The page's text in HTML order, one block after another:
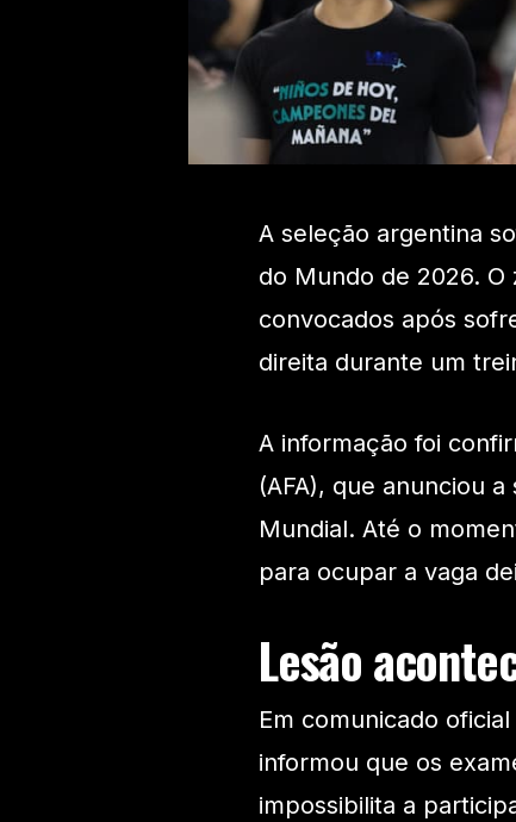
A seleção argentina
do Mundo de 2026. O
convocados após
direita durante um
A informação foi
(AFA), que anunciou
Mundial. Até o
para ocupar a vaga
Lesão
Em comunicado
informou que os
impossibilita a